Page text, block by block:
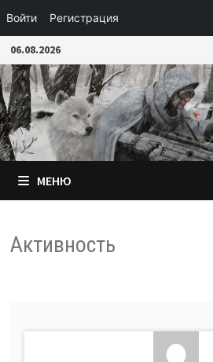
Войти Регистрация
Перейти
к
содержимому
06.08.2026
МЕНЮ
Активность